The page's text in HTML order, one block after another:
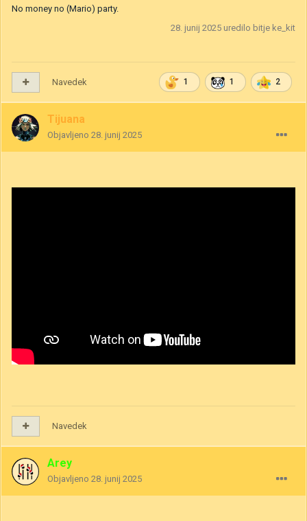
No money no (Mario) party.
28. junij 2025 uredilo bitje ke_kit
1 1 2
Navedek
Tijuana
Objavljeno 28. junij 2025
Navedek
Arey
Objavljeno 28. junij 2025